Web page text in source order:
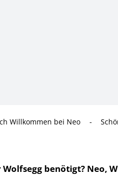
Willkommen bei Neo -
benötigt? Neo,